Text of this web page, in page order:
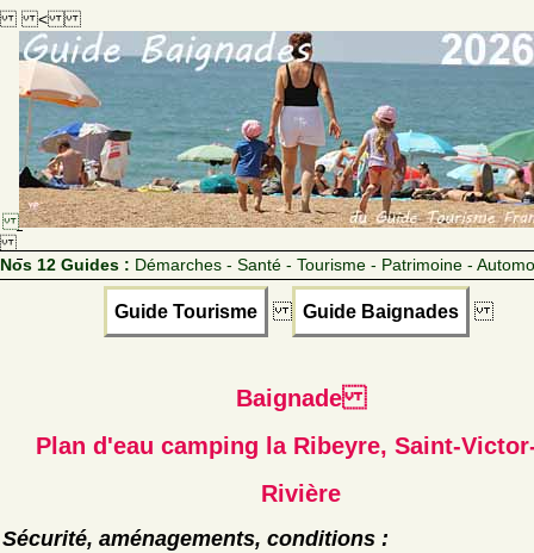
<
Nos 12 Guides : Démarches - Santé - Tourisme - Patrimoine -
Guide Tourisme Guide Baignades
Baignade
Plan d'eau camping la Ribeyre, Saint-
Rivière
Sécurité, aménagements, conditions :